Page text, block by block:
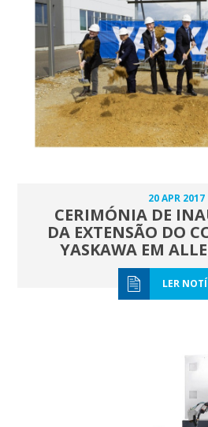
20 APR 2017
CERIMÓNIA DE
DA EXTENSÃO DO
YASKAWA EM
LER